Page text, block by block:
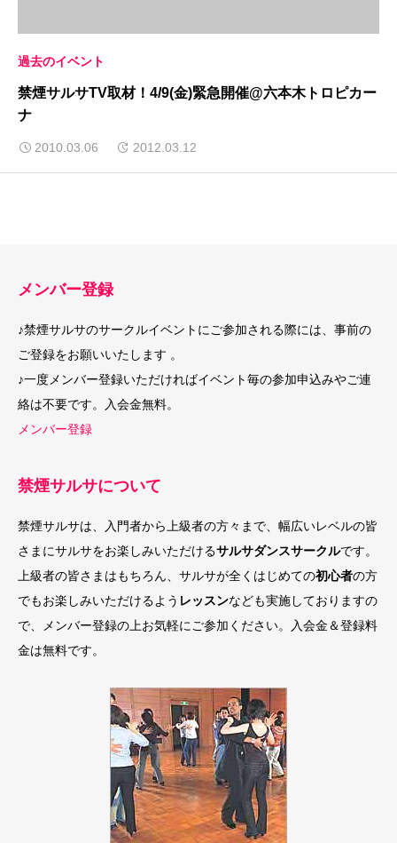
過去のイベント
禁煙サルサTV取材！4/9(金)緊急開催@六本木トロピカー
ナ
2010.03.06 2012.03.12
メンバー登録
♪禁煙サルサのサークルイベントにご参加される際には、事前の
ご登録をお願いいたします 。
♪一度メンバー登録いただければイベント毎の参加申込みやご連
絡は不要です。入会金無料。
メンバー登録
禁煙サルサについて
禁煙サルサは、入門者から上級者の方々まで、幅広いレベルの皆
さまにサルサをお楽しみいただけるサルサダンスサークルです。
上級者の皆さまはもちろん、サルサが全くはじめての初心者の方
でもお楽しみいただけるよう レッスンなども実施しておりますの
で、メンバー登録の上お気軽にご参加ください。入会金＆登録料
金は無料です。